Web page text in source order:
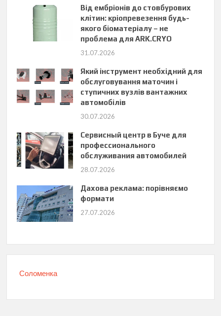
Від ембріонів до стовбурових
клітин: кріопревезення будь-
якого біоматеріалу – не
проблема для ARK.CRYO
31.07.2026
Який інструмент необхідний для
обслуговування маточин і
ступичних вузлів вантажних
автомобілів
30.07.2026
Сервисный центр в Буче для
профессионального
обслуживания автомобилей
28.07.2026
Дахова реклама: порівняємо
формати
27.07.2026
Соломенка